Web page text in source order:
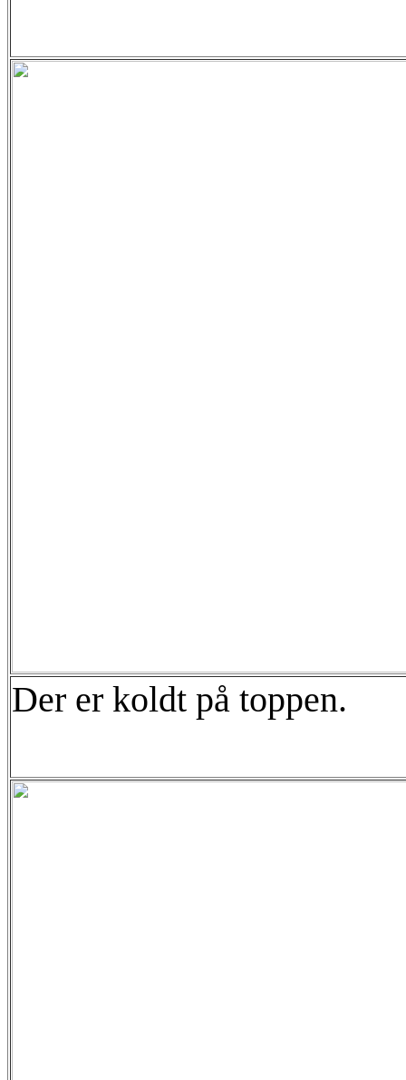
Der er koldt på toppen.